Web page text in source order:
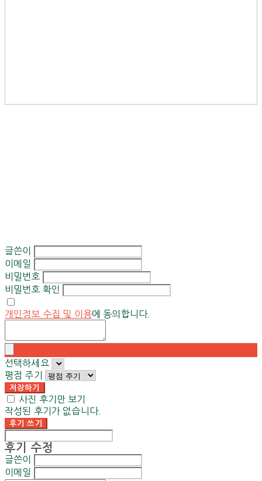
글쓴이
이메일
비밀번호
비밀번호 확인
개인정보 수집 및 이용에 동의합니다.
선택하세요
평점 주기
저장하기
사진 후기만 보기
작성된 후기가 없습니다.
후기 쓰기
후기 수정
글쓴이
이메일